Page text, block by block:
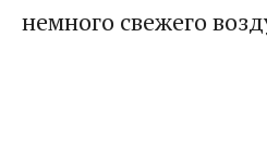
немного свежего